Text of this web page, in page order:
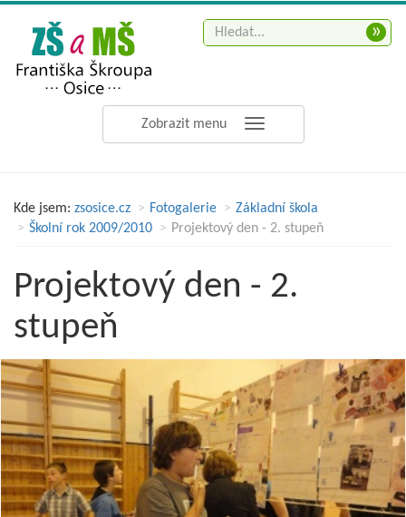
Zobrazit menu
»
Kde jsem: zsosice.cz Fotogalerie
Základní škola
Školní rok 2009/2010
Projektový den - 2. stupeň
Projektový den - 2.
stupeň